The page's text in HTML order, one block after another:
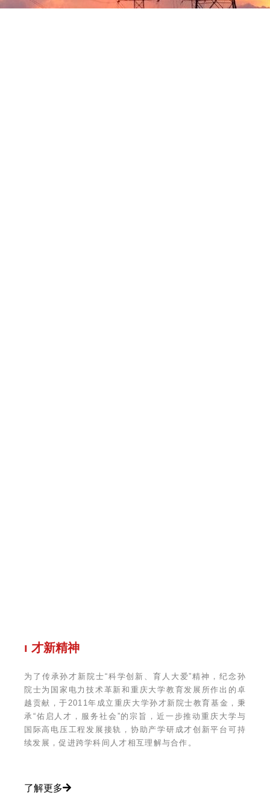
ı 才新精神
为了传承孙才新院士“科学创新、育人大爱”精神，纪念孙
院士为国家电力技术革新和重庆大学教育发展所作出的卓
越贡献，于2011年成立重庆大学孙才新院士教育基金，秉
承“佑启人才，服务社会”的宗旨，近一步推动重庆大学与
国际高电压工程发展接轨，协助产学研成才创新平台可持
续发展，促进跨学科间人才相互理解与合作。
了解更多